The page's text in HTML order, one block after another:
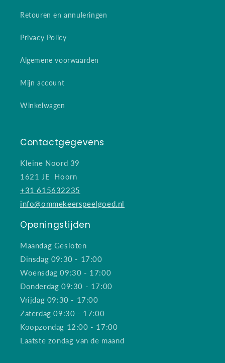
Retouren en annuleringen
Privacy Policy
Algemene voorwaarden
Mijn account
Winkelwagen
Contactgegevens
Kleine Noord 39
1621 JE Hoorn
+31 615632235
info@ommekeerspeelgoed.nl
Openingstijden
Maandag Gesloten
Dinsdag 09:30 - 17:00
Woensdag 09:30 - 17:00
Donderdag 09:30 - 17:00
Vrijdag 09:30 - 17:00
Zaterdag 09:30 - 17:00
Koopzondag 12:00 - 17:00
Laatste zondag van de maand